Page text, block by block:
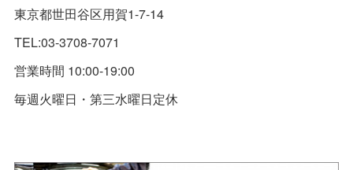
東京都世田谷区用賀1-7-14
TEL:03-3708-7071
営業時間 10:00-19:00
毎週火曜日・第三水曜日定休